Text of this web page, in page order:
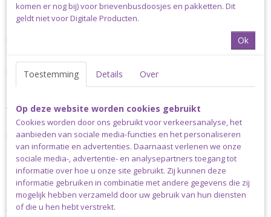
Dan is dit jouw kans.
Het woord verrassingspakket zegt het al. Je weet niet exact wat je
Dit verrassingspakket bestaat hoofdzakelijk uit katoen en katoen
blends en wordt gemaakt in de vorm van een verrassingstaart.
Ideaal voor een verjaardag of moederdag.
Je hebt een aantal zekerheden:
- De waarde van een pakket ligt altijd hoger dan dat jij er voor
betaald hebt.
- Het garen dat in jouw pakket zit bevatGEENwol.
- Wij zullen ervoor zorgen dat je ook echt iets kan met het garen
dat in jouw pakket zit.
Je mag 1 kleur kiezen waar je
komen er nog bij) voor brievenbusdoosjes en pakketten. Dit
geldt niet voor Digitale Producten.
Ok
Toestemming Details Over
Op deze website worden cookies gebruikt
Cookies worden door ons gebruikt voor verkeersanalyse, het
aanbieden van sociale media-functies en het personaliseren
van informatie en advertenties. Daarnaast verlenen we onze
sociale media-, advertentie- en analysepartners toegang tot
informatie over hoe u onze site gebruikt. Zij kunnen deze
informatie gebruiken in combinatie met andere gegevens die zij
mogelijk hebben verzameld door uw gebruik van hun diensten
of die u hen hebt verstrekt.